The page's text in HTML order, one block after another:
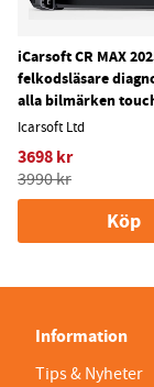
iCarsoft CR MAX
felkodsläsare
alla bilmärken
Icarsoft Ltd
3698 kr
3990 kr
Köp
Information
Tips & Nyheter